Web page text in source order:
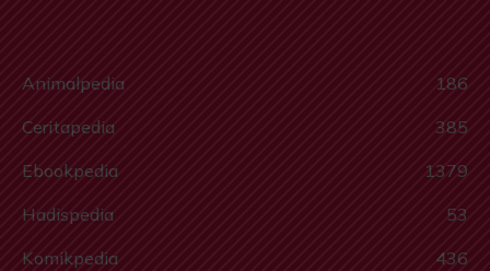
Animalpedia
186
Ceritapedia
385
Ebookpedia
1379
Hadispedia
53
Komikpedia
436